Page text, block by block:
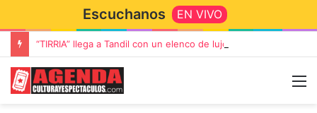
Escuchanos EN VIVO